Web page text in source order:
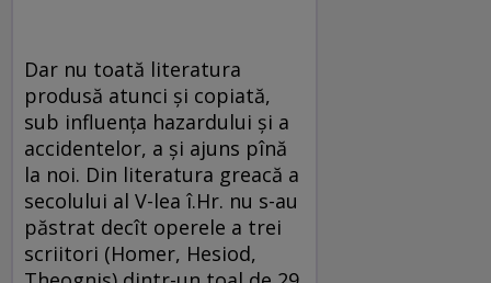
Dar nu toată literatura
produsă atunci şi copiată,
sub influenţa hazardului şi a
accidentelor, a şi ajuns pînă
la noi. Din literatura greacă a
secolului al V-lea î.Hr. nu s-au
păstrat decît operele a trei
scriitori (Homer, Hesiod,